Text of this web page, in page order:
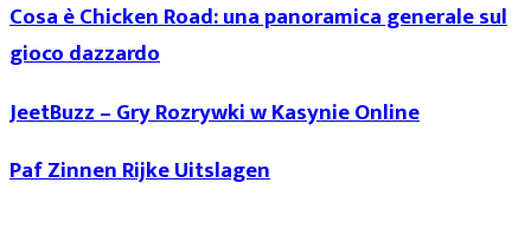
Cosa è Chicken Road: una panoramica generale sul
gioco dazzardo
JeetBuzz – Gry Rozrywki w Kasynie Online
Paf Zinnen Rijke Uitslagen